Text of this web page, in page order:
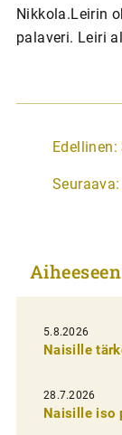
Nikkola.Leirin
palaveri. Leiri
A
t
k
e
l
i
e
n
Edellinen:
Seuraava:
5.8.2026
Naisille
28.7.2026
Naisille iso